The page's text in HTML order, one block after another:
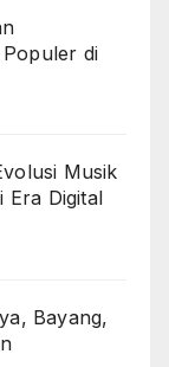
di
Musik
Era Digital
Bayang,